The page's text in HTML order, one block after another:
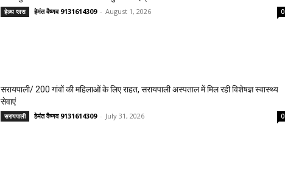
हेल्थ प्लस हेमंत वैष्णव 9131614309 - August 1, 2026 0
सरायपाली/ 200 गांवों की महिलाओं के लिए राहत, सरायपाली अस्पताल में मिल रही विशेषज्ञ स्वास्थ्य
सेवाएं
सरायपाली हेमंत वैष्णव 9131614309 - July 31, 2026 0